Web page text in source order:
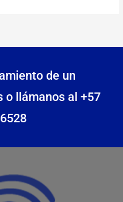
de un
o llámanos al +57